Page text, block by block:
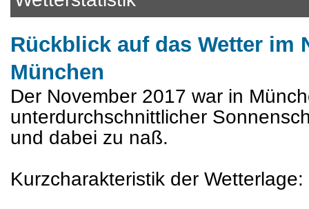
Rückblick auf das Wetter im
München
Der November 2017 war in
unterdurchschnittlicher
und dabei zu naß.
Kurzcharakteristik der Wetterlage: